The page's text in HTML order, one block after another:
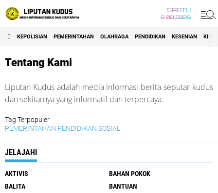
SABTU
8 08 2026
KEPOLISIAN PEMERINTAHAN OLAHRAGA PENDIDIKAN KESENIAN
Tentang Kami
Liputan Kudus adalah media informasi berita seputar kudus
dan sekitarnya yang informatif dan terpercaya.
Tag Terpopuler
PEMERINTAHAN PENDIDIKAN SOSIAL
JELAJAHI
AKTIVIS
BAHAN POKOK
BALITA
BANTUAN